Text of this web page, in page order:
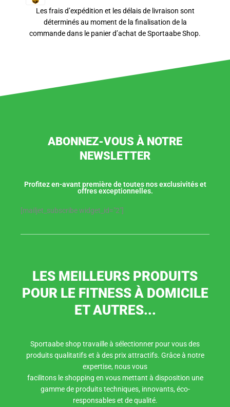
Les frais d’expédition et les délais de livraison sont
déterminés au moment de la finalisation de la
commande dans le panier d’achat de Sportaabe Shop.
ABONNEZ-VOUS À NOTRE
NEWSLETTER
Profitez en-avant première de toutes nos exclusivités et
offres exceptionnelles.
[mailjet_subscribe widget_id="2"]
LES MEILLEURS PRODUITS
POUR LE FITNESS À DOMICILE
ET AUTRES...
Sportaabe shop travaille à sélectionner pour vous des
produits qualitatifs et à des prix attractifs. Grâce à notre
expertise, nous vous
facilitons le shopping en vous mettant à disposition une
gamme de produits techniques, innovants, éco-
responsables et de qualité.